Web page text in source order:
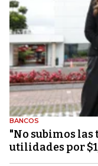
BANCOS
"No subimos las
utilidades por